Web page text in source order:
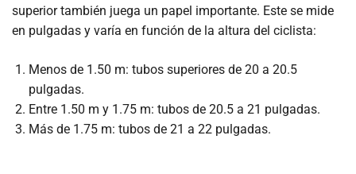
superior también juega un papel importante. Este se mide
en pulgadas y varía en función de la altura del ciclista:
Menos de 1.50 m: tubos superiores de 20 a 20.5
pulgadas.
Entre 1.50 m y 1.75 m: tubos de 20.5 a 21 pulgadas.
Más de 1.75 m: tubos de 21 a 22 pulgadas.